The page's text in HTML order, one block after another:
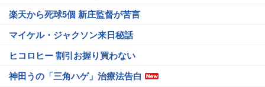
楽天から死球5個 新庄監督が苦言
マイケル・ジャクソン来日秘話
ヒコロヒー 割引お握り買わない
神田うの「三角ハゲ」治療法告白